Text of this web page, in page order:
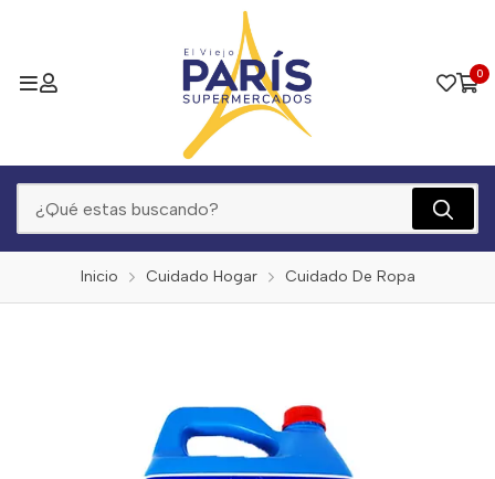
0
Inicio Cuidado Hogar Cuidado De Ropa